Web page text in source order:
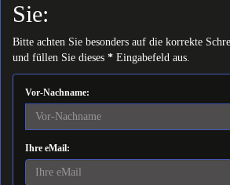
Sie:
Bitte achten Sie besonders auf die korrekte
und füllen Sie dieses * Eingabefeld aus.
Vor-Nachname:
Ihre eMail: